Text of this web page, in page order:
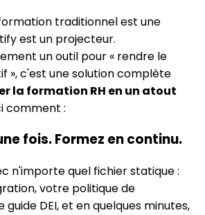
traditionnel est une
est un projecteur.
un outil pour « rendre le
», c'est une solution complète
la formation RH en un atout
comment :
fois. Formez en continu.
n'importe quel fichier statique :
votre politique de
DEI, et en quelques minutes,